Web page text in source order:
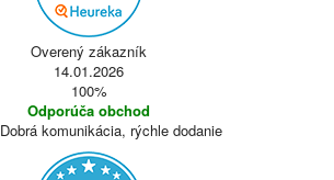
Overený zákazník
14.01.2026
100%
Odporúča obchod
Dobrá komunikácia, rýchle dodanie